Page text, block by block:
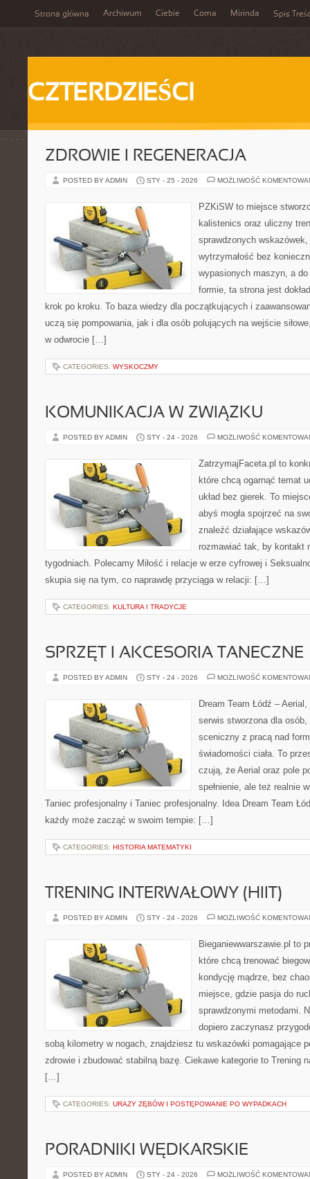
Strona główna Archiwum Ciebie Coma Mirinda Spis
CZTERDZIEŚCI
ZDROWIE I REGENERACJA
POSTED BY ADMIN STY - 25 - 2026 MOŻLIWOŚĆ
PZKiSW to miejsce
kalistenics oraz uliczny
sprawdzonych
wytrzymałość bez
wypasionych maszyn, a
formie, ta strona jest
krok po kroku. To baza wiedzy dla początkujących i
uczą się pompowania, jak i dla osób polujących na wejście
w odwrocie […]
CATEGORIES: WYSKOCZMY
KOMUNIKACJA W ZWIĄZKU
POSTED BY ADMIN STY - 24 - 2026 MOŻLIWOŚĆ
ZatrzymajFaceta.pl to
które chcą ogarnąć temat
układ bez gierek. To
abyś mogła spojrzeć na
znaleźć działające
rozmawiać tak, by kontakt
tygodniach. Polecamy Miłość i relacje w erze cyfrowej i
skupia się na tym, co naprawdę przyciąga w relacji: […]
CATEGORIES: KULTURA I TRADYCJE
SPRZĘT I AKCESORIA TANECZNE
POSTED BY ADMIN STY - 24 - 2026 MOŻLIWOŚĆ
Dream Team Łódź –
serwis stworzona dla
sceniczny z pracą nad
świadomości ciała. To
czują, że Aerial oraz pole
spełnienie, ale też realnie
Taniec profesjonalny i Taniec profesjonalny. Idea Dream Team
każdy może zacząć w swoim tempie: […]
CATEGORIES: HISTORIA MATEMATYKI
TRENING INTERWAŁOWY (HIIT)
POSTED BY ADMIN STY - 24 - 2026 MOŻLIWOŚĆ
Bieganiewwarszawie.pl to
które chcą trenować
kondycję mądrze, bez
miejsce, gdzie pasja do
sprawdzonymi metodami.
dopiero zaczynasz
sobą kilometry w nogach, znajdziesz tu wskazówki pomagające
zdrowie i zbudować stabilną bazę. Ciekawe kategorie to Trening
[…]
CATEGORIES: URAZY ZĘBÓW I POSTĘPOWANIE PO WYPADKACH
PORADNIKI WĘDKARSKIE
POSTED BY ADMIN STY - 24 - 2026 MOŻLIWOŚĆ